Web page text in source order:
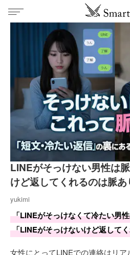
LINEがそっけない男性は
けど返してくれるのは脈あ
yukimi
「LINEがそっけなくて冷たい男
「LINEがそっけないけど返して
女性にとってLINEでの連絡はリア